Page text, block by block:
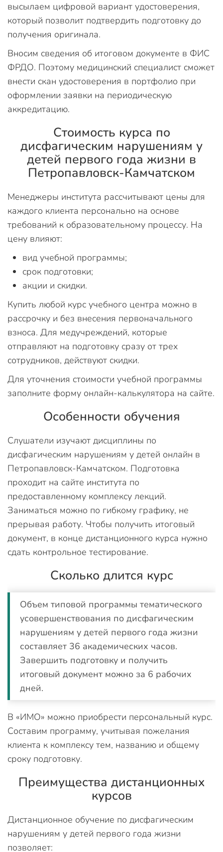
высылаем цифровой вариант удостоверения,
который позволит подтвердить подготовку до
получения оригинала.
Вносим сведения об итоговом документе в ФИС
ФРДО. Поэтому медицинский специалист сможет
внести скан удостоверения в портфолио при
оформлении заявки на периодическую
аккредитацию.
Стоимость курса по
дисфагическим нарушениям у
детей первого года жизни в
Петропавловск-Камчатском
Менеджеры института рассчитывают цены для
каждого клиента персонально на основе
требований к образовательному процессу. На
цену влияют:
вид учебной программы;
срок подготовки;
акции и скидки.
Купить любой курс учебного центра можно в
рассрочку и без внесения первоначального
взноса. Для медучреждений, которые
отправляют на подготовку сразу от трех
сотрудников, действуют скидки.
Для уточнения стоимости учебной программы
заполните форму онлайн-калькулятора на сайте.
Особенности обучения
Слушатели изучают дисциплины по
дисфагическим нарушениям у детей онлайн в
Петропавловск-Камчатском. Подготовка
проходит на сайте института по
предоставленному комплексу лекций.
Заниматься можно по гибкому графику, не
прерывая работу. Чтобы получить итоговый
документ, в конце дистанционного курса нужно
сдать контрольное тестирование.
Сколько длится курс
Объем типовой программы тематического
усовершенствования по дисфагическим
нарушениям у детей первого года жизни
составляет 36 академических часов.
Завершить подготовку и получить
итоговый документ можно за 6 рабочих
дней.
В «ИМО» можно приобрести персональный курс.
Составим программу, учитывая пожелания
клиента к комплексу тем, названию и общему
сроку подготовку.
Преимущества дистанционных
курсов
Дистанционное обучение по дисфагическим
нарушениям у детей первого года жизни
позволяет: